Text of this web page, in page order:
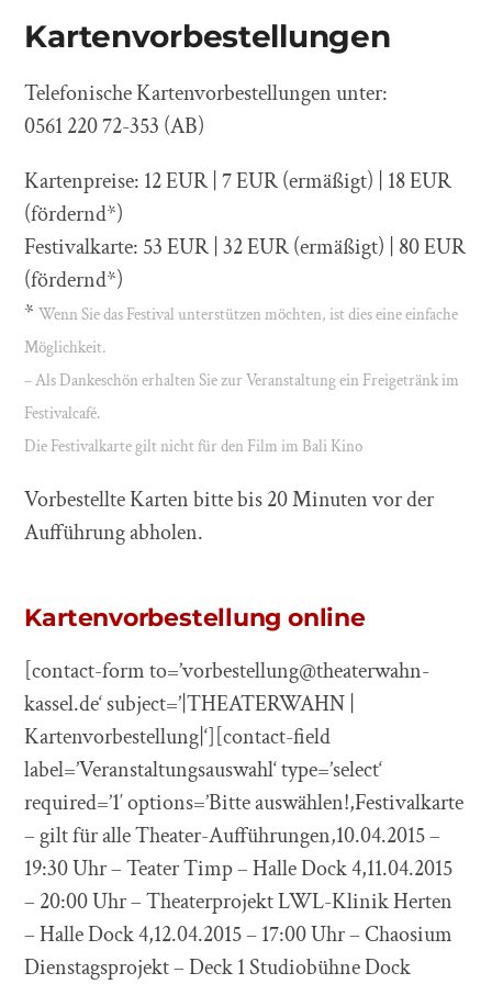
Kartenvorbestellungen
Telefonische Kartenvorbestellungen unter:
0561 220 72-353 (AB)
Kartenpreise: 12 EUR | 7 EUR (ermäßigt) | 18 EUR
(fördernd*)
Festivalkarte: 53 EUR | 32 EUR (ermäßigt) | 80 EUR
(fördernd*)
*Wenn Sie das Festival unterstützen möchten, ist dies eine einfache
Möglichkeit.
– Als Dankeschön erhalten Sie zur Veranstaltung ein Freigetränk im
Festivalcafé.
Die Festivalkarte gilt nicht für den Film im Bali Kino
Vorbestellte Karten bitte bis 20 Minuten vor der
Aufführung abholen.
Kartenvorbestellung online
[contact-form to=’vorbestellung@theaterwahn-
kassel.de‘ subject=’|THEATERWAHN |
Kartenvorbestellung|‘][contact-field
label=’Veranstaltungsauswahl‘ type=’select‘
required=’1′ options=’Bitte auswählen!,Festivalkarte
– gilt für alle Theater-Aufführungen,10.04.2015 –
19:30 Uhr – Teater Timp – Halle Dock 4,11.04.2015
– 20:00 Uhr – Theaterprojekt LWL-Klinik Herten
– Halle Dock 4,12.04.2015 – 17:00 Uhr – Chaosium
Dienstagsprojekt – Deck 1 Studiobühne Dock